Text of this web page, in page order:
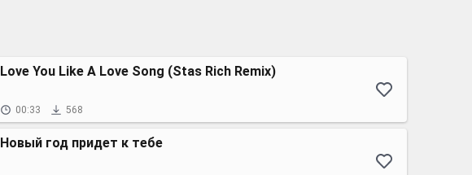
Love You Like A Love Song (Stas Rich Remix)
00:33 568
Новый год придет к тебе